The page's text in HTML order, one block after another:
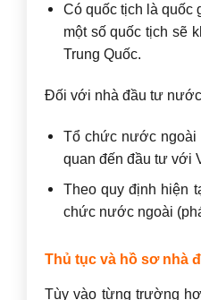
Có quốc tịch là quốc
một số quốc tịch sẽ
Trung Quốc.
Đối với nhà đầu tư
Tổ chức nước ngoài
quan đến đầu tư với
Theo quy định hiện
chức nước ngoài
Thủ tục và hồ sơ nhà
Tùy vào từng trường